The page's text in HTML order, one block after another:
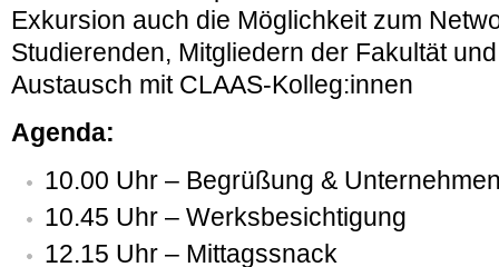
Exkursion auch die Möglichkeit zum
Studierenden, Mitgliedern der Fakultät
Austausch mit CLAAS-Kolleg:innen
Agenda:
10.00 Uhr – Begrüßung &
10.45 Uhr – Werksbesichtigung
12.15 Uhr – Mittagssnack